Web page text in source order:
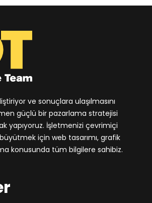
ve sonuçlara ulaşılmasını
güçlü bir pazarlama stratejisi
yapıyoruz. İşletmenizi çevrimiçi
büyütmek için web tasarımı, grafik
konusunda tüm bilgilere sahibiz.